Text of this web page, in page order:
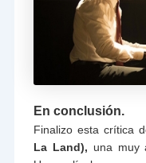
En conclusión.
Finalizo esta crítica
La Land), una muy